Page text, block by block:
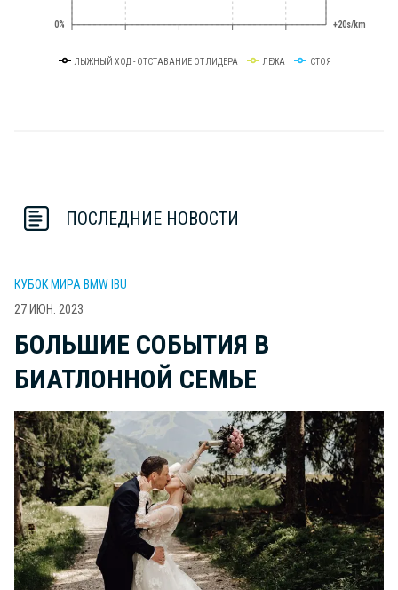
0% +20s/km
ЛЫЖНЫЙ ХОД - ОТСТАВАНИЕ ОТ ЛИДЕРА ЛЕЖА СТОЯ
ПОСЛЕДНИЕ НОВОСТИ
КУБОК МИРА BMW IBU
27 ИЮН. 2023
БОЛЬШИЕ СОБЫТИЯ В
БИАТЛОННОЙ СЕМЬЕ